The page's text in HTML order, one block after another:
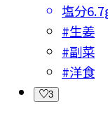
塩分
#生姜
#副菜
#洋食
3